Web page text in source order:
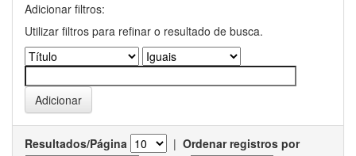
Adicionar filtros:
Utilizar filtros para refinar o resultado de busca.
Resultados/Página | Ordenar registros por